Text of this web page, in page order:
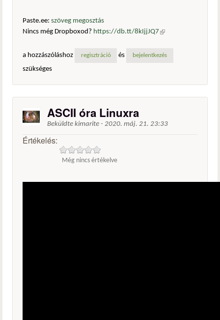
Paste.ee: szöveg megosztás
Nincs még Dropboxod? https://db.tt/8kIjjJQ7 (külső
a hozzászóláshoz
regisztráció és bejelentkezés
szükséges
ASCII óra Linuxra
Beküldte kimarite - 2020. máj. 21. 23:33
Értékelés:
Még nincs értékelve